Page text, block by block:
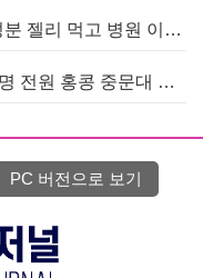
[홍콩뉴스] 어린 두 자녀, 마약 성분 젤리 먹고 병원 이송… 어머니와 친척 체포
[홍콩대학] 홍콩 수능 만점자 12명 전원 홍콩 중문대 의대 진학
PC 버전으로 보기